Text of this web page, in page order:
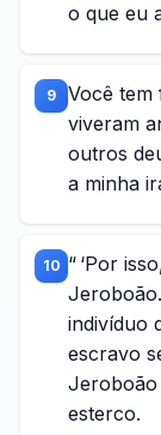
o que eu
9
Você tem
viveram
outros
a minha
10 “ ‘Por
indivíduo
escravo
Jeroboão
esterco.